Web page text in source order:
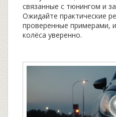
связанные с тюнингом и
Ожидайте практические
проверенные примерами,
колёса уверенно.